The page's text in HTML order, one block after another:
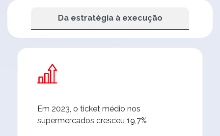
Da estratégia à execução
Em 2023, o ticket médio nos
supermercados cresceu 19,7%